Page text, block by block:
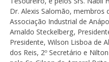
Dr. Alexis Salomão, membros
Associação Industrial de
Arnaldo Steckelberg,
Presidente, Wilson Lisboa de
dos Reis, 2º Secretário e